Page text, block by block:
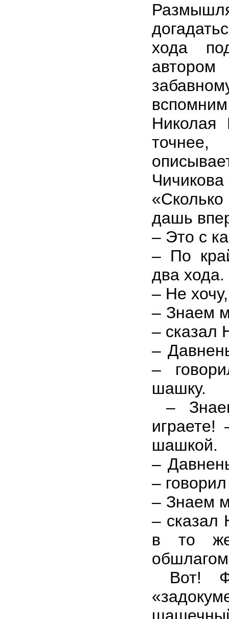
хода
Николая
дашь
– Это с
– По
два хода.
– Не
– Знаем
– сказал
–
–
шашку.
–
играете!
шашкой.
–
–
– Знаем
– сказал
в то же
Вот!